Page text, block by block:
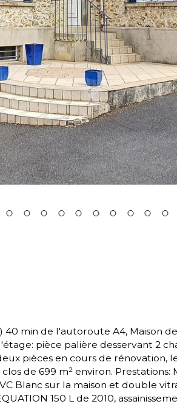
pièce palière desservant 2
pièces en cours de rénovation,
de 699 m² environ.
Blanc sur la maison et double
150 L de 2010,